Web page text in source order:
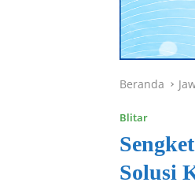
Beranda
Blitar
Solusi